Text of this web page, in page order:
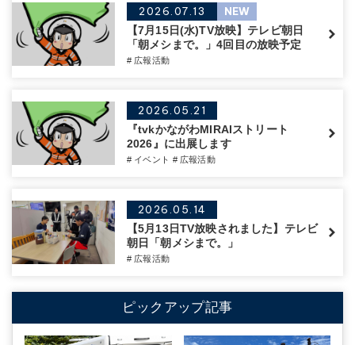
2026.07.13
NEW
【7月15日(水)TV放映】テレビ朝日
「朝メシまで。」4回目の放映予定
# 広報活動
2026.05.21
『tvkかながわMIRAIストリート
2026』に出展します
# イベント # 広報活動
2026.05.14
【5月13日TV放映されました】テレビ
朝日「朝メシまで。」
# 広報活動
ピックアップ記事